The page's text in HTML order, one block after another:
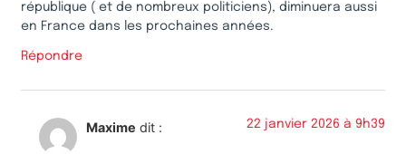
république ( et de nombreux politiciens), diminuera aussi
en France dans les prochaines années.
Répondre
Maxime dit : 22 janvier 2026 à 9h39